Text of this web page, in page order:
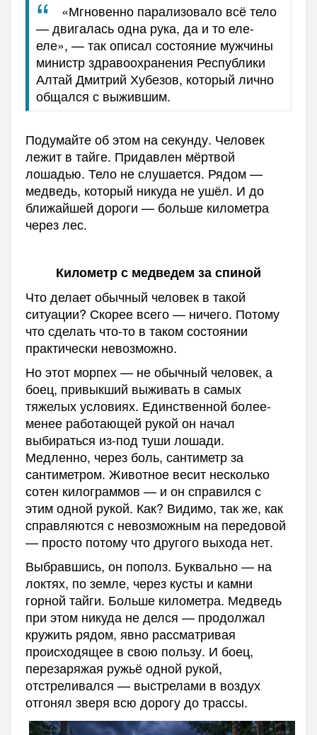
«Мгновенно парализовало всё тело
— двигалась одна рука, да и то еле-
еле», — так описал состояние мужчины
министр здравоохранения Республики
Алтай Дмитрий Хубезов, который лично
общался с выжившим.
Подумайте об этом на секунду. Человек
лежит в тайге. Придавлен мёртвой
лошадью. Тело не слушается. Рядом —
медведь, который никуда не ушёл. И до
ближайшей дороги — больше километра
через лес.
Километр с медведем за спиной
Что делает обычный человек в такой
ситуации? Скорее всего — ничего. Потому
что сделать что-то в таком состоянии
практически невозможно.
Но этот морпех — не обычный человек, а
боец, привыкший выживать в самых
тяжелых условиях. Единственной более-
менее работающей рукой он начал
выбираться из-под туши лошади.
Медленно, через боль, сантиметр за
сантиметром. Животное весит несколько
сотен килограммов — и он справился с
этим одной рукой. Как? Видимо, так же, как
справляются с невозможным на передовой
— просто потому что другого выхода нет.
Выбравшись, он пополз. Буквально — на
локтях, по земле, через кусты и камни
горной тайги. Больше километра. Медведь
при этом никуда не делся — продолжал
кружить рядом, явно рассматривая
происходящее в свою пользу. И боец,
перезаряжая ружьё одной рукой,
отстреливался — выстрелами в воздух
отгонял зверя всю дорогу до трассы.